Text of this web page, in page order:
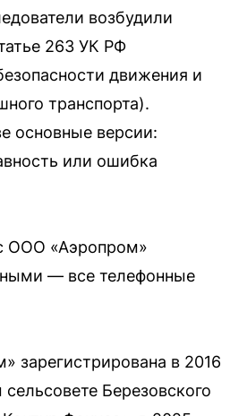
возбудили
263 УК РФ
движения и
транспорта).
основные версии:
или ошибка
ООО «Аэропром»
— все телефонные
зарегистрирована в 2016
Березовского